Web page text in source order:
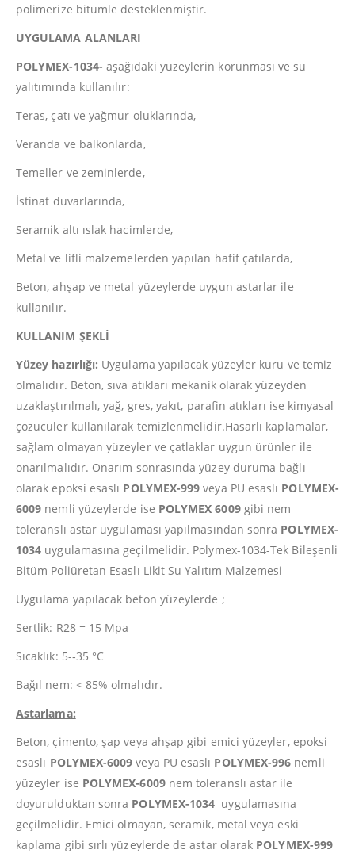
polimerize bitümle desteklenmiştir.
UYGULAMA ALANLARI
POLYMEX-1034- aşağıdaki yüzeylerin korunması ve su
yalıtımında kullanılır:
Teras, çatı ve yağmur oluklarında,
Veranda ve balkonlarda,
Temeller ve zeminlerde,
İstinat duvarlarında,
Seramik altı ıslak hacimlerde,
Metal ve lifli malzemelerden yapılan hafif çatılarda,
Beton, ahşap ve metal yüzeylerde uygun astarlar ile
kullanılır.
KULLANIM ŞEKLİ
Yüzey hazırlığı: Uygulama yapılacak yüzeyler kuru ve temiz
olmalıdır. Beton, sıva atıkları mekanik olarak yüzeyden
uzaklaştırılmalı, yağ, gres, yakıt, parafin atıkları ise kimyasal
çözücüler kullanılarak temizlenmelidir.Hasarlı kaplamalar,
sağlam olmayan yüzeyler ve çatlaklar uygun ürünler ile
onarılmalıdır. Onarım sonrasında yüzey duruma bağlı
olarak epoksi esaslı POLYMEX-999veya PU esaslı POLYMEX-
6009 nemli yüzeylerde ise POLYMEX 6009 gibi nem
toleranslı astar uygulaması yapılmasından sonra POLYMEX-
1034 uygulamasına geçilmelidir. Polymex-1034-Tek Bileşenli
Bitüm Poliüretan Esaslı Likit Su Yalıtım Malzemesi
Uygulama yapılacak beton yüzeylerde ;
Sertlik: R28 = 15 Mpa
Sıcaklık: 5-­‐35 °C
Bağıl nem: < 85% olmalıdır.
Astarlama:
Beton, çimento, şap veya ahşap gibi emici yüzeyler, epoksi
esaslı POLYMEX-6009veya PU esaslı POLYMEX-996 nemli
yüzeyler ise POLYMEX-6009 nem toleranslı astar ile
doyurulduktan sonra POLYMEX-1034 uygulamasına
geçilmelidir. Emici olmayan, seramik, metal veya eski
kaplama gibi sırlı yüzeylerde de astar olarak POLYMEX-999